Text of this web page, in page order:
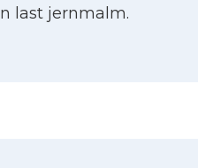
last jernmalm.